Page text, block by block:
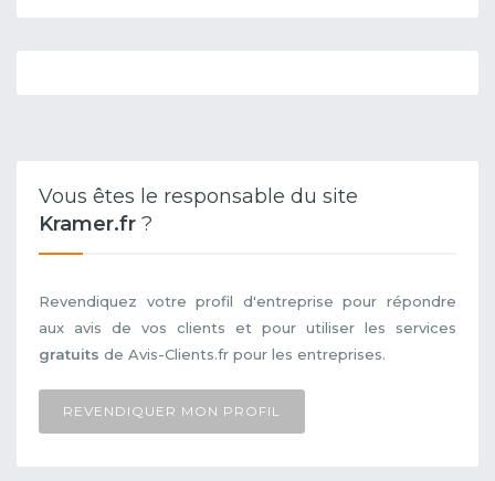
Vous êtes le responsable du site
Kramer.fr ?
Revendiquez votre profil d'entreprise pour répondre
aux avis de vos clients et pour utiliser les services
gratuits de Avis-Clients.fr pour les entreprises.
REVENDIQUER MON PROFIL